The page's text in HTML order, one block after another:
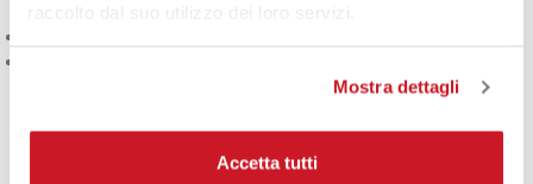
raccolto dal suo utilizzo dei loro servizi.
Mostra dettagli
Accetta tutti
sudate o sporche dal resto del contenuto
Pro X Legend Backpackè perfetto per gli allenamenti veloci
o per chi si muove spesso in bici: pratico, organizzato e